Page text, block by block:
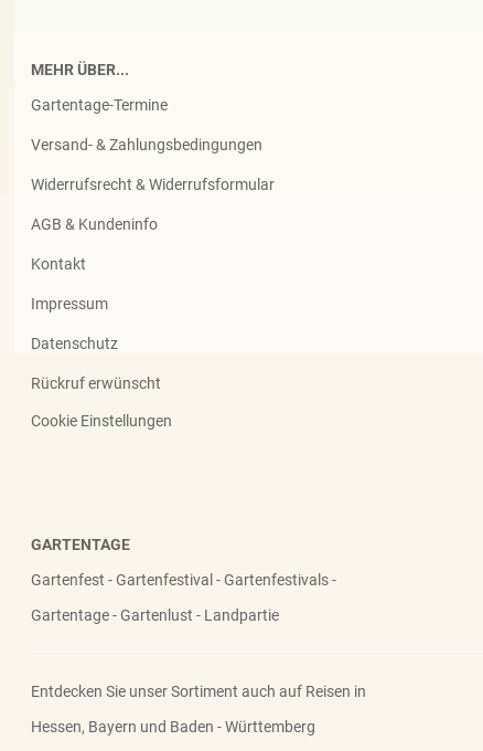
MEHR ÜBER...
Gartentage-Termine
Versand- & Zahlungsbedingungen
Widerrufsrecht & Widerrufsformular
AGB & Kundeninfo
Kontakt
Impressum
Datenschutz
Rückruf erwünscht
Cookie Einstellungen
GARTENTAGE
Gartenfest - Gartenfestival - Gartenfestivals -
Gartentage - Gartenlust - Landpartie
Entdecken Sie unser Sortiment auch auf Reisen in
Hessen, Bayern und Baden - Württemberg